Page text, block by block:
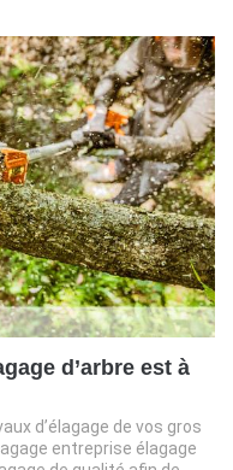
d’arbre est à
d’élagage de vos gros
entreprise élagage